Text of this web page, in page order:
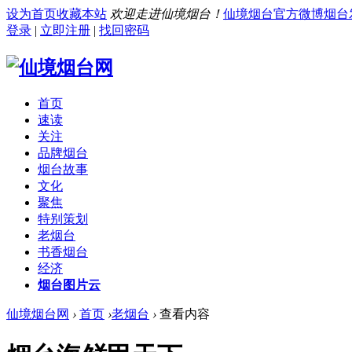
设为首页收藏本站 欢迎走进仙境烟台！ 仙境烟台官方微博烟台
登录 | 立即注册 | 找回密码
首页
速读
关注
品牌烟台
烟台故事
文化
聚焦
特别策划
老烟台
书香烟台
经济
烟台图片云
仙境烟台网 › 首页 ›老烟台 › 查看内容